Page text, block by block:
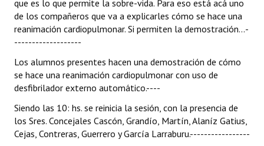
que es lo que permite la sobre-vida. Para eso está acá uno
de los compañeros que va a explicarles cómo se hace una
reanimación cardiopulmonar. Si permiten la demostración...-
-------------------
Los alumnos presentes hacen una demostración de cómo
se hace una reanimación cardiopulmonar con uso de
desfibrilador externo automático.----
Siendo las 10: hs. se reinicia la sesión, con la presencia de
los Sres. Concejales Cascón, Grandío, Martín, Alaníz Gatius,
Cejas, Contreras, Guerrero y García Larraburu.-----------------